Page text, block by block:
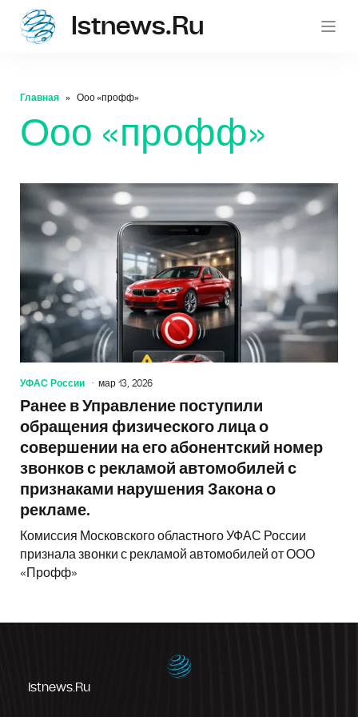
Istnews.ru
Главная Ооо «профф»
Ооо «профф»
УФАС России мар 13, 2026
Ранее в Управление поступили
обращения физического лица о
совершении на его абонентский номер
звонков с рекламой автомобилей с
признаками нарушения Закона о
рекламе.
Комиссия Московского областного УФАС России
признала звонки с рекламой автомобилей от ООО
«Профф»
Istnews.ru